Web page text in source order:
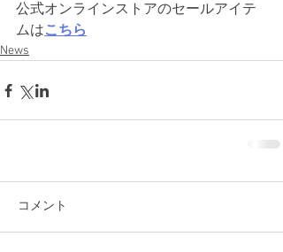
公式オンラインストアのセールアイテ
ムはこちら
News
コメント